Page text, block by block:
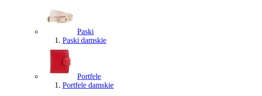
Paski
Paski damskie
Portfele
Portfele damskie